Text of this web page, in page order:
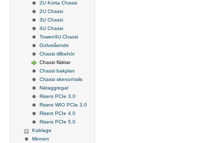
2U Korta Chassi
2U Chassi
3U Chassi
4U Chassi
Tower/4U Chassi
Golvstående
Chassi tillbehör
Chassi fläktar
Chassi bakplan
Chassi skenor/rails
Nätaggregat
Risers PCIe 3.0
Risers WIO PCIe 3.0
Risers PCIe 4.0
Risers PCIe 5.0
Kablage
Minnen